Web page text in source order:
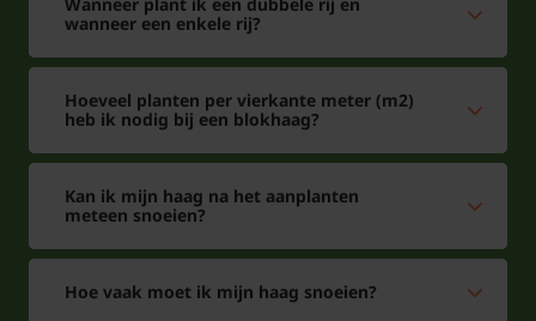
Wanneer plant ik een dubbele rij en
wanneer een enkele rij?
Hoeveel planten per vierkante meter (m2)
heb ik nodig bij een blokhaag?
Kan ik mijn haag na het aanplanten
meteen snoeien?
Hoe vaak moet ik mijn haag snoeien?